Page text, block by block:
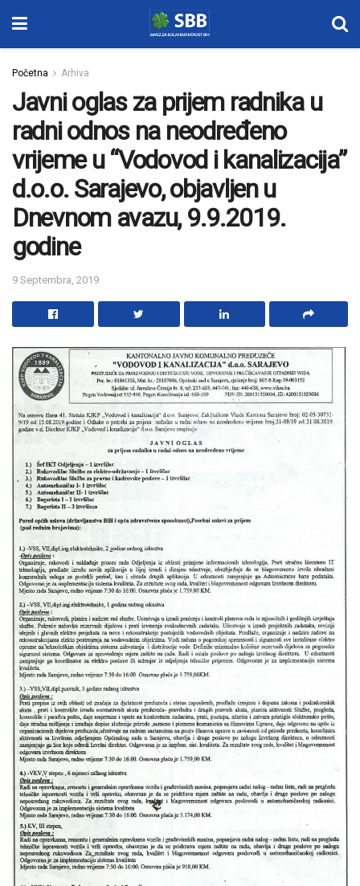
Početna Arhiva
Javni oglas za prijem radnika u
radni odnos na neodređeno
vrijeme u “Vodovod i kanalizacija”
d.o.o. Sarajevo, objavljen u
Dnevnom avazu, 9.9.2019.
godine
9 Septembra, 2019